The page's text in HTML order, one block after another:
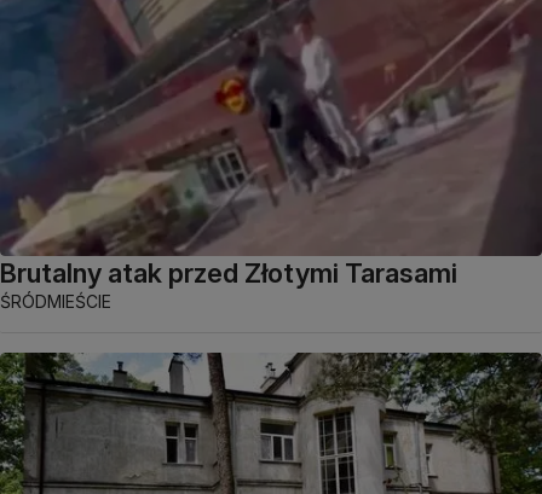
Brutalny atak przed Złotymi Tarasami
ŚRÓDMIEŚCIE